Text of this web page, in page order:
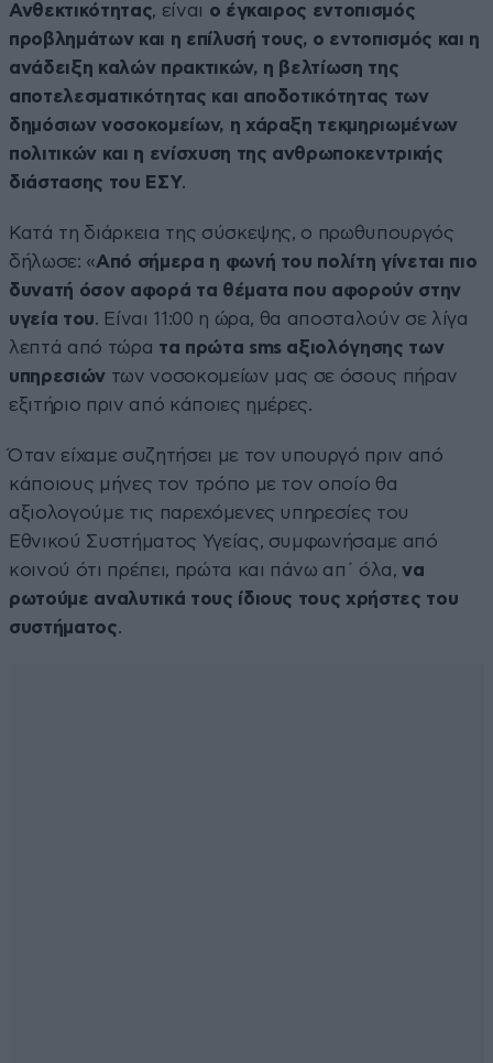
Ανθεκτικότητας, είναι ο έγκαιρος εντοπισμός
προβλημάτων και η επίλυσή τους, ο εντοπισμός και η
ανάδειξη καλών πρακτικών, η βελτίωση της
αποτελεσματικότητας και αποδοτικότητας των
δημόσιων νοσοκομείων, η χάραξη τεκμηριωμένων
πολιτικών και η ενίσχυση της ανθρωποκεντρικής
διάστασης του ΕΣΥ.
Κατά τη διάρκεια της σύσκεψης, ο πρωθυπουργός
δήλωσε: «Από σήμερα η φωνή του πολίτη γίνεται πιο
δυνατή όσον αφορά τα θέματα που αφορούν στην
υγεία του. Είναι 11:00 η ώρα, θα αποσταλούν σε λίγα
λεπτά από τώρα τα πρώτα sms αξιολόγησης των
υπηρεσιώντων νοσοκομείων μας σε όσους πήραν
εξιτήριο πριν από κάποιες ημέρες.
Όταν είχαμε συζητήσει με τον υπουργό πριν από
κάποιους μήνες τον τρόπο με τον οποίο θα
αξιολογούμε τις παρεχόμενες υπηρεσίες του
Εθνικού Συστήματος Υγείας, συμφωνήσαμε από
κοινού ότι πρέπει, πρώτα και πάνω απ΄ όλα,να
ρωτούμε αναλυτικά τους ίδιους τους χρήστες του
συστήματος.